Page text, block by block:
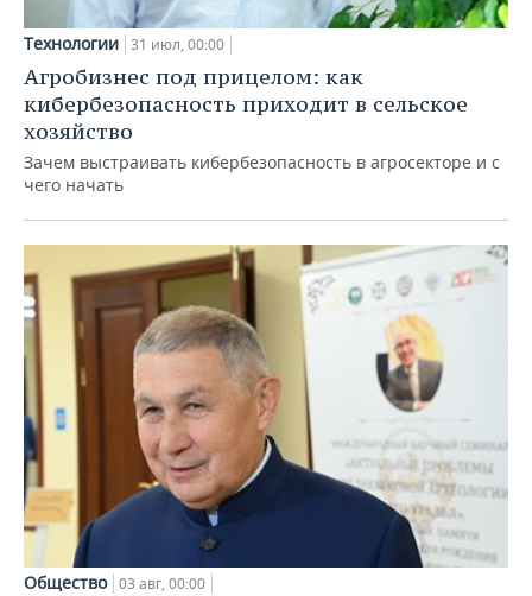
Технологии 31 июл, 00:00
Агробизнес под прицелом: как
кибербезопасность приходит в сельское
хозяйство
Зачем выстраивать кибербезопасность в агросекторе и с
чего начать
Общество 03 авг, 00:00